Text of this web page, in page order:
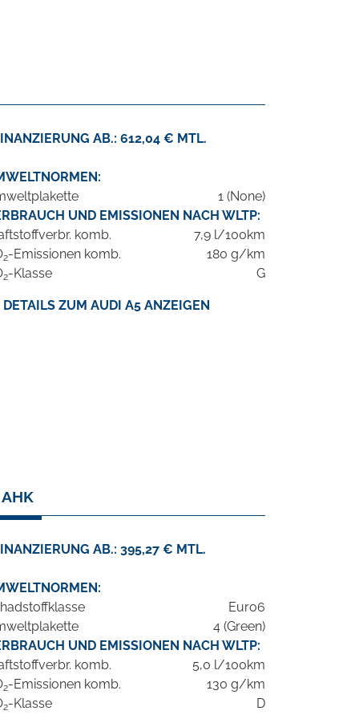
AB.: 612,04 € MTL.
1 (None)
UND EMISSIONEN NACH WLTP:
komb.
7,9 l/100km
2-Emissionen komb.
180 g/km
2-Klasse G
DETAILS ZUM AUDI A5 ANZEIGEN
AB.: 395,27 € MTL.
Euro6
4 (Green)
UND EMISSIONEN NACH WLTP:
komb.
5,0 l/100km
2-Emissionen komb.
130 g/km
2-Klasse D